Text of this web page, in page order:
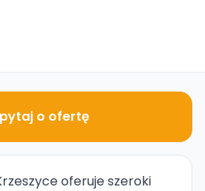
o ofertę
oferuje szeroki